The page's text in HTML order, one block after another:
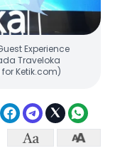
Experience
Traveloka
Ketik.com)